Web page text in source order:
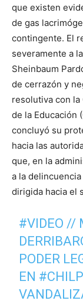
que existen
de gas
contingente. El
severamente a
Sheinbaum
de cerrazón y
resolutiva con la
de la Educación
concluyó su
hacia las
que, en la
a la
dirigida hacia el
#VIDEO //
PODER
EN